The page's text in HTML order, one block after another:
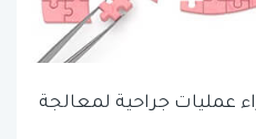
عمليات جراحية لمعالجة